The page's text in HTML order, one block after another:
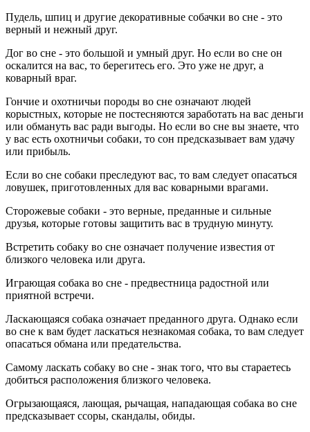
Пудель, шпиц и другие декоративные собачки во сне - это
верный и нежный друг.
Дог во сне - это большой и умный друг. Но если во сне он
оскалится на вас, то берегитесь его. Это уже не друг, а
коварный враг.
Гончие и охотничьи породы во сне означают людей
корыстных, которые не постесняются заработать на вас деньги
или обмануть вас ради выгоды. Но если во сне вы знаете, что
у вас есть охотничьи собаки, то сон предсказывает вам удачу
или прибыль.
Если во сне собаки преследуют вас, то вам следует опасаться
ловушек, приготовленных для вас коварными врагами.
Сторожевые собаки - это верные, преданные и сильные
друзья, которые готовы защитить вас в трудную минуту.
Встретить собаку во сне означает получение известия от
близкого человека или друга.
Играющая собака во сне - предвестница радостной или
приятной встречи.
Ласкающаяся собака означает преданного друга. Однако если
во сне к вам будет ласкаться незнакомая собака, то вам следует
опасаться обмана или предательства.
Самому ласкать собаку во сне - знак того, что вы стараетесь
добиться расположения близкого человека.
Огрызающаяся, лающая, рычащая, нападающая собака во сне
предсказывает ссоры, скандалы, обиды.